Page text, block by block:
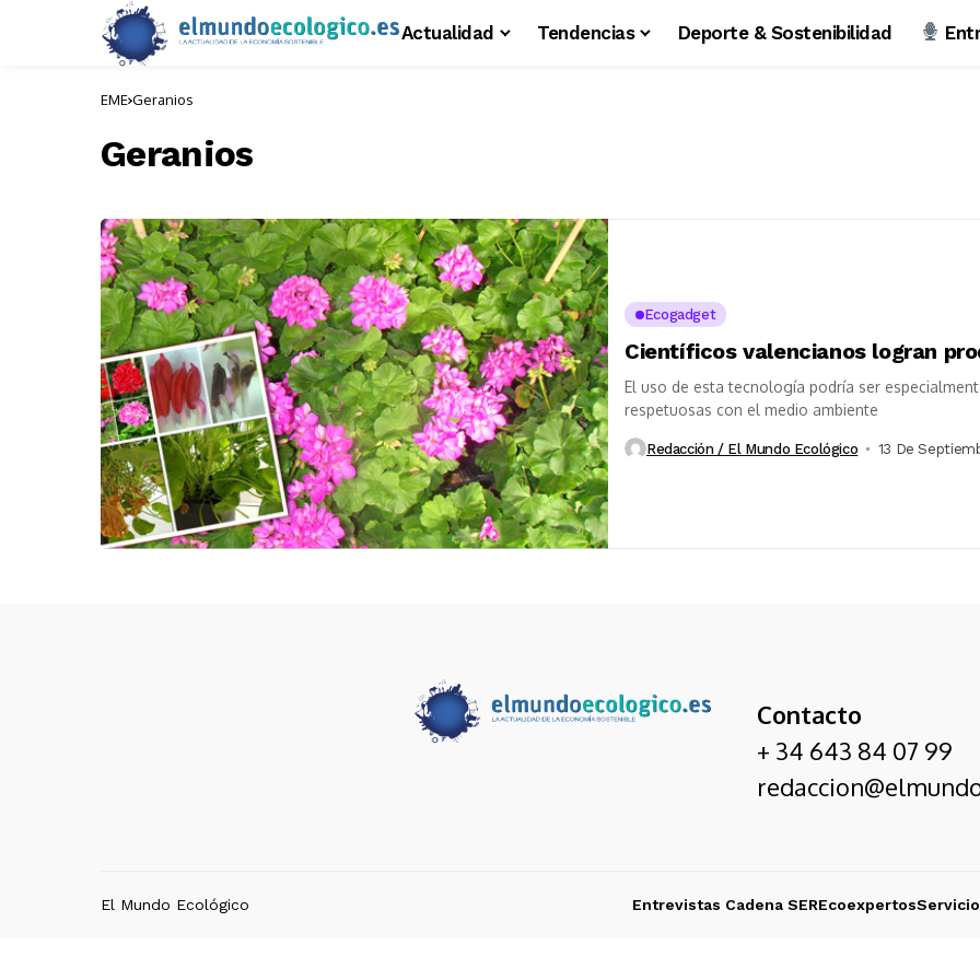
Actualidad Tendencias Deporte & Sostenibilidad
EME Geranios
Geranios
Ecogadget
Científicos valencianos logran
El uso de esta tecnología podría ser
respetuosas con el medio ambiente
Redacción / El Mundo Ecológico 13 De
Contacto
+ 34 643 84 07 99
El Mundo Ecológico Entrevistas Cadena SEREcoexpertos